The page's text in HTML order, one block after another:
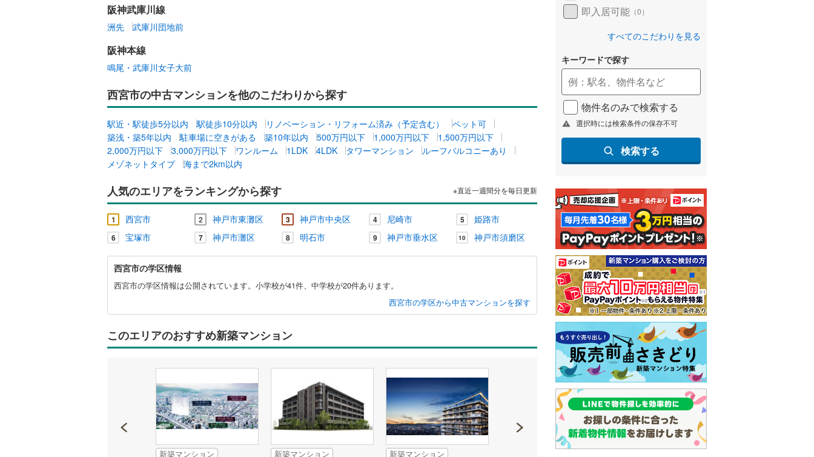
阪神武庫川線
洲先 武庫川団地前
阪神本線
鳴尾・武庫川女子大前
西宮市の中古マンションを他のこだわりから探す
駅近・駅徒歩5分以内 駅徒歩10分以内 リノベーション・リフォーム済み（予定含む）
ペット可
築浅・築5年以内
駐車場に空きがある 築10年以内 500万円以下 1,000万円以下
1,500万円以下
2,000万円以下
3,000万円以下 ワンルーム 1LDK 4LDK タワーマンション
ルーフバルコニーあり
メゾネットタイプ
海まで2km以内
人気のエリアをランキングから探す ※直近一週間分を毎日更新
1 西宮市 2 神戸市東灘区 3 神戸市中央区 4 尼崎市 5 姫路市
6 宝塚市 7 神戸市灘区 8 明石市 9 神戸市垂水区 10 神戸市須磨区
西
宮
市
る
情
西宮市の学区情報
西宮市の学区情報は公開されています。小学校が41件、中学校が20件あります。
西宮市の学区から中古マンションを探す
このエリアのおすすめ新築マンション
新築マンション 新築マンション 新築マンション
即入居可能 （0）
すべてのこだわりを見る
キーワードで探す
物件名のみで検索する
選択時には検索条件の保存不可
検索する